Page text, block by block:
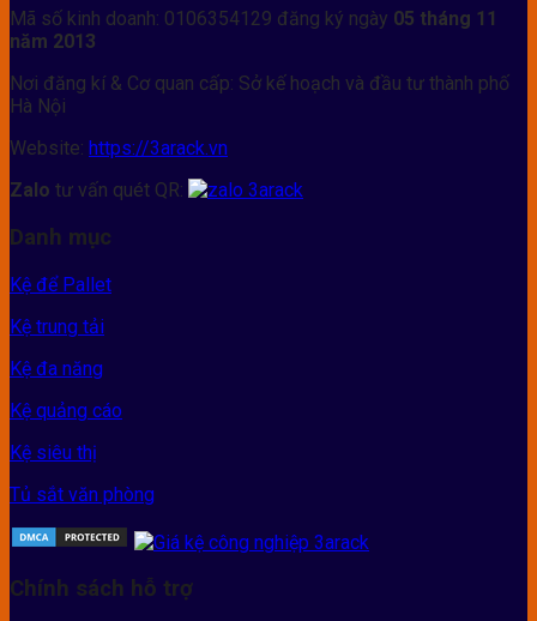
Mã số kinh doanh: 0106354129 đăng ký ngày 05 tháng 11
năm 2013
Nơi đăng kí & Cơ quan cấp: Sở kế hoạch và đầu tư thành phố
Hà Nội
Website: https://3arack.vn
Zalo tư vấn quét QR:
Danh mục
Kệ để Pallet
Kệ trung tải
Kệ đa năng
Kệ quảng cáo
Kệ siêu thị
Tủ sắt văn phòng
Chính sách hỗ trợ